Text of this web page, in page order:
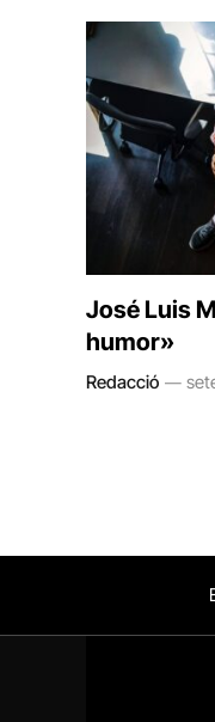
José Luis
humor»
Redacció